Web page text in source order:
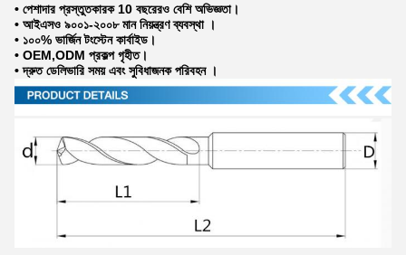
• পেশাদার প্রস্তুতকারক 10 বছরেরও বেশি অভিজ্ঞতা।
• আইএসও ৯০০১-২০০৮ মান নিয়ন্ত্রণ ব্যবস্থা ।
• ১০০% ভার্জিন টংস্টেন কার্বাইড।
• OEM,ODM প্রকল্প গৃহীত।
• দ্রুত ডেলিভারি সময় এবং সুবিধাজনক পরিবহন ।